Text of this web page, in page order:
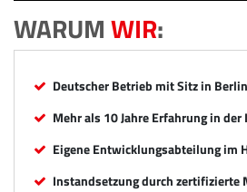
WARUMWIR:
Deutscher Betrieb mit Sitz in Berlin
Mehr als 10 Jahre Erfahrung in
Eigene Entwicklungsabteilung im
Instandsetzung durch zertifizierte